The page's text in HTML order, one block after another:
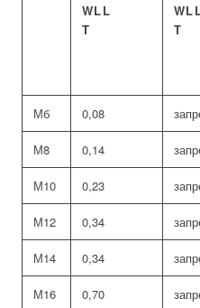
WLL
T
T
Мб 0,08
М8 0,14
М10 0,23
М12 0,34
М14 0,34
М16 0,70